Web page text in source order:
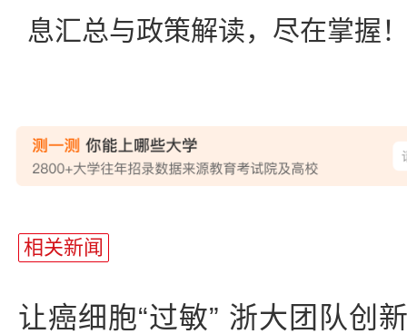
息汇总与政策解读，尽在掌握
相关新闻
让癌细胞“过敏” 浙大团队创